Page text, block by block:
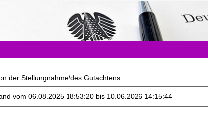
der Stellungnahme/des Gutachtens